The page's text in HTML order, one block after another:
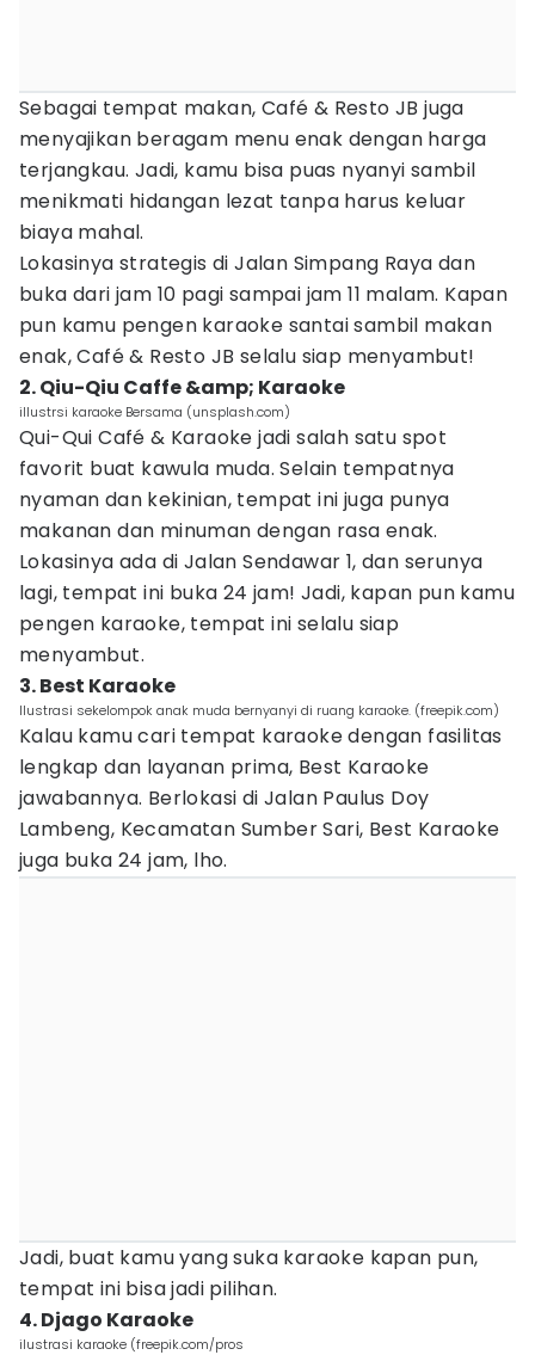
Sebagai tempat makan, Café & Resto JB juga
menyajikan beragam menu enak dengan harga
terjangkau. Jadi, kamu bisa puas nyanyi sambil
menikmati hidangan lezat tanpa harus keluar
biaya mahal.
Lokasinya strategis di Jalan Simpang Raya dan
buka dari jam 10 pagi sampai jam 11 malam. Kapan
pun kamu pengen karaoke santai sambil makan
enak, Café & Resto JB selalu siap menyambut!
2. Qiu-Qiu Caffe &amp; Karaoke
iIlustrsi karaoke Bersama (unsplash.com)
Qui-Qui Café & Karaoke jadi salah satu spot
favorit buat kawula muda. Selain tempatnya
nyaman dan kekinian, tempat ini juga punya
makanan dan minuman dengan rasa enak.
Lokasinya ada di Jalan Sendawar 1, dan serunya
lagi, tempat ini buka 24 jam! Jadi, kapan pun kamu
pengen karaoke, tempat ini selalu siap
menyambut.
3. Best Karaoke
Ilustrasi sekelompok anak muda bernyanyi di ruang karaoke. (freepik.com)
Kalau kamu cari tempat karaoke dengan fasilitas
lengkap dan layanan prima, Best Karaoke
jawabannya. Berlokasi di Jalan Paulus Doy
Lambeng, Kecamatan Sumber Sari, Best Karaoke
juga buka 24 jam, lho.
Jadi, buat kamu yang suka karaoke kapan pun,
tempat ini bisa jadi pilihan.
4. Djago Karaoke
ilustrasi karaoke (freepik.com/pros